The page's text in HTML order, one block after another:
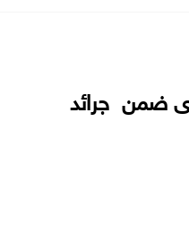
ضمن جرائد